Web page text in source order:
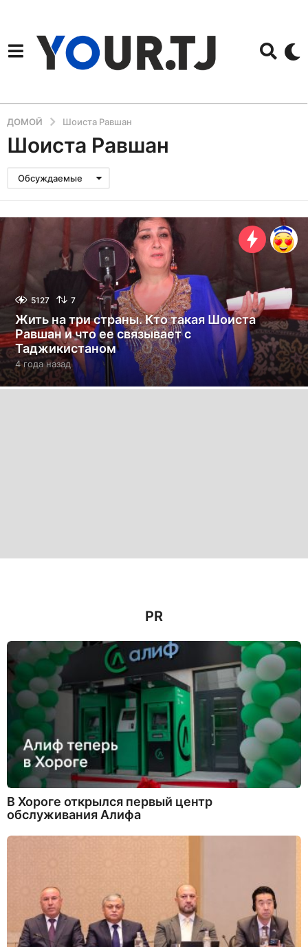
ДОМОЙ Шоиста Равшан
Шоиста Равшан
Обсуждаемые
5127 7
Жить на три страны. Кто такая Шоиста
Равшан и что ее связывает с
Таджикистаном
4 года назад4
г
о
PR
В Хороге открылся первый центр
обслуживания Алифа